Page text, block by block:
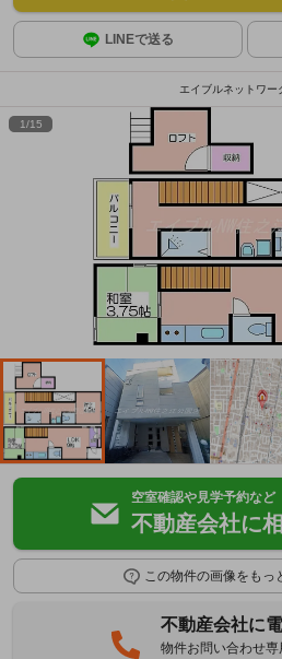
LINEで送る
エイブルネットワ
1/15
空室確認や見学予約など
不動産会社に
この物件の画像をもっ
不動産会社に
物件お問い合わせ